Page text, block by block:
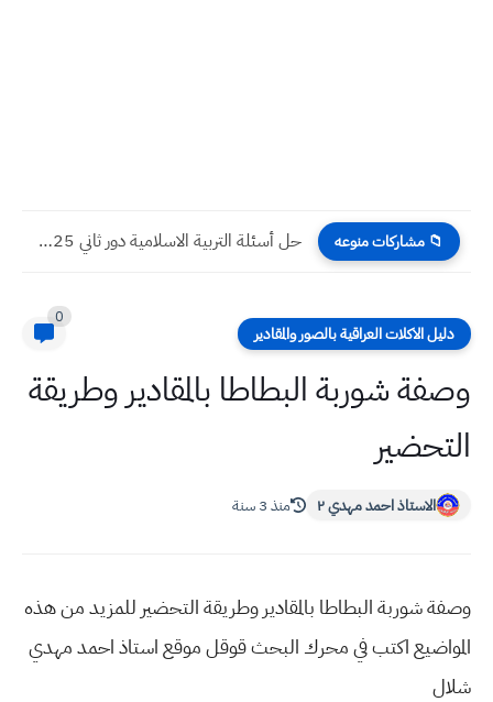
📁 مشاركات منوعه حل أسئلة التربية الاسلامية دور ثاني 2025 سادس اعدادي
دليل الاكلات العراقية بالصور والمقادير
0
وصفة شوربة البطاطا بالمقادير وطريقة
التحضير
الاستاذ احمد مهدي ٢ منذ 3 سنة
وصفة شوربة البطاطا بالمقادير وطريقة التحضير للمزيد من هذه
المواضيع اكتب في محرك البحث قوقل موقع استاذ احمد مهدي
شلال